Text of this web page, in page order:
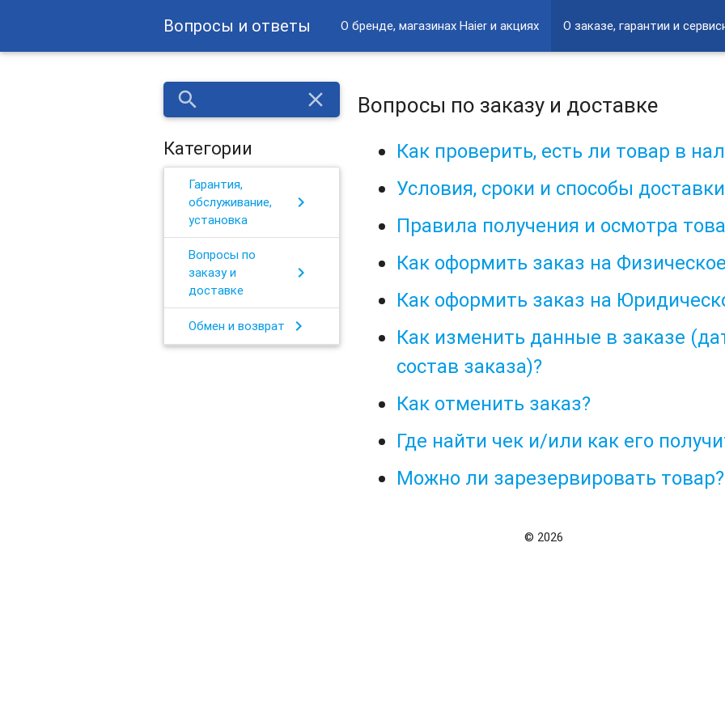
Вопросы и ответы О бренде, магазинах Haier и акциях О заказе, гарантии и
search close
Категории
Гарантия,
обслуживание,
установка
chevron_right
Вопросы по
заказу и
доставке
chevron_right
Обмен и возврат chevron_right
Вопросы по заказу и доставке
Как проверить, есть ли товар в
Условия, сроки и способы доставки
Правила получения и осмотра
Как оформить заказ на
Как оформить заказ на
Как изменить данные в заказе
состав заказа)?
Как отменить заказ?
Где найти чек и/или как его
Можно ли зарезервировать товар?
© 2026